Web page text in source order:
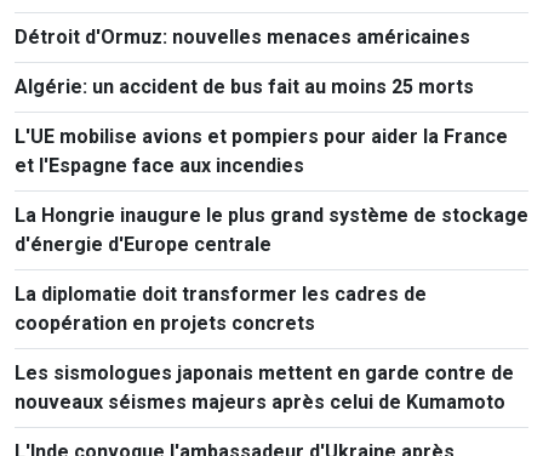
Détroit d'Ormuz: nouvelles menaces américaines
Algérie: un accident de bus fait au moins 25 morts
L'UE mobilise avions et pompiers pour aider la France
et l'Espagne face aux incendies
La Hongrie inaugure le plus grand système de stockage
d'énergie d'Europe centrale
La diplomatie doit transformer les cadres de
coopération en projets concrets
Les sismologues japonais mettent en garde contre de
nouveaux séismes majeurs après celui de Kumamoto
L'Inde convoque l'ambassadeur d'Ukraine après